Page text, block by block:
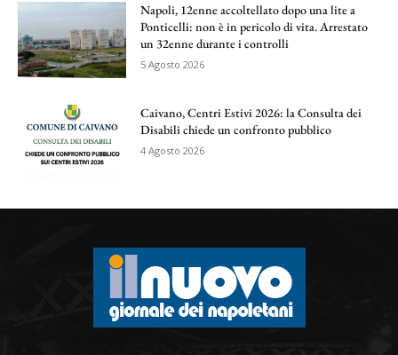
Napoli, 12enne accoltellato dopo una lite a
Ponticelli: non è in pericolo di vita. Arrestato
un 32enne durante i controlli
5 Agosto 2026
Caivano, Centri Estivi 2026: la Consulta dei
Disabili chiede un confronto pubblico
4 Agosto 2026